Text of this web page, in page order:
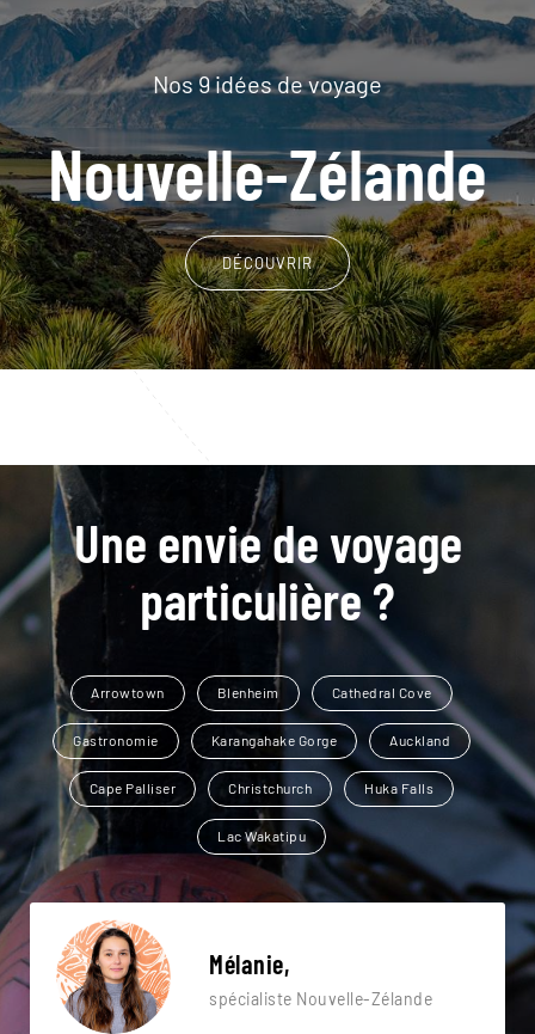
Nos 9 idées de voyage
Nouvelle-Zélande
DÉCOUVRIR
Une envie de voyage
particulière ?
Arrowtown Blenheim Cathedral Cove
Gastronomie Karangahake Gorge Auckland
Cape Palliser Christchurch Huka Falls
Lac Wakatipu
Mélanie,
spécialiste Nouvelle-Zélande